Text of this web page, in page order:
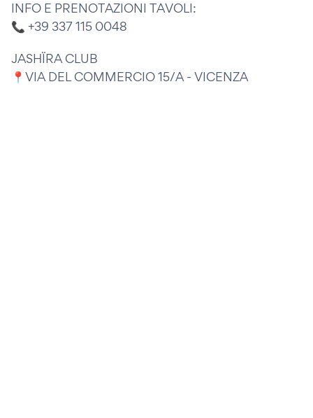
INFO E PRENOTAZIONI TAVOLI:
📞 +39 337 115 0048
JASHÏRA CLUB
📍VIA DEL COMMERCIO 15/A - VICENZA